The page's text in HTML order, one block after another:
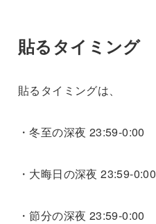
貼るタイミング
貼るタイミングは、
・冬至の深夜 23:59-0:00
・大晦日の深夜 23:59-0:00
・節分の深夜 23:59-0:00